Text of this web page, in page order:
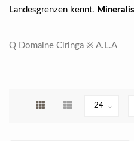
Landesgrenzen kennt.
Q Domaine Ciringa ※ A.L.A